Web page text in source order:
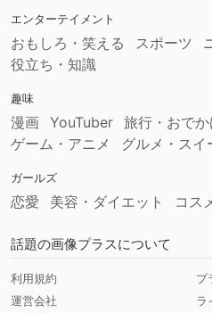
エンターテイメント
おもしろ・笑える スポーツ
役立ち・知識
趣味
漫画 YouTuber 旅行・おでか
ゲーム・アニメ
グルメ・スイ
ガールズ
恋愛 美容・ダイエット コス
話題の画像プラスについて
利用規約
プ
運営会社
ラ